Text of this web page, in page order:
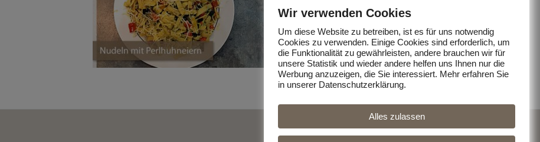
Wir verwenden Cookies
Um diese Website zu betreiben, ist es für uns notwendig
Cookies zu verwenden. Einige Cookies sind erforderlich, um
die Funktionalität zu gewährleisten, andere brauchen wir für
unsere Statistik und wieder andere helfen uns Ihnen nur die
Werbung anzuzeigen, die Sie interessiert. Mehr erfahren Sie
in unserer Datenschutzerklärung.
Alles zulassen